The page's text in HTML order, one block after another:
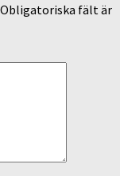
Obligatoriska fält är